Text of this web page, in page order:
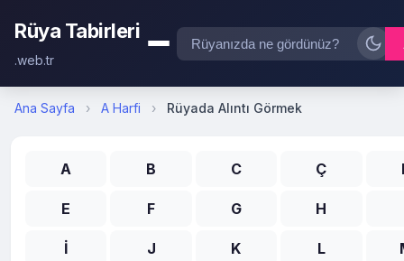
Rüya Tabirleri
.web.tr
Ana Sayfa › A Harfi › Rüyada Alıntı Görmek
A B C Ç
E F G H
İ J K L